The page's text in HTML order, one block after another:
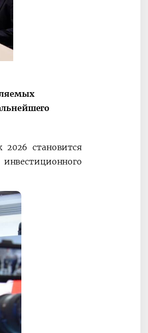
2026 становится